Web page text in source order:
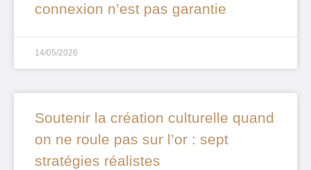
connexion n’est pas garantie
14/05/2026
Soutenir la création culturelle quand
on ne roule pas sur l’or : sept
stratégies réalistes